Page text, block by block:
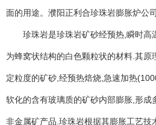
面的用途。濮阳正利合珍珠岩膨胀炉公
珍珠岩是珍珠岩矿砂经预热,瞬时高
为蜂窝状结构的白色颗粒状的材料.其
定粒度的矿砂,经预热焙烧,急速加热
软化的含有玻璃质的矿砂内部膨胀,形成
非金属矿产品.珍珠岩根据其膨胀工艺技